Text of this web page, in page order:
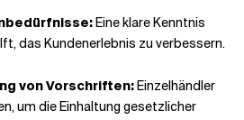
Eine klare Kenntnis
das Kundenerlebnis zu verbessern.
von Vorschriften:Einzelhändler
um die Einhaltung gesetzlicher